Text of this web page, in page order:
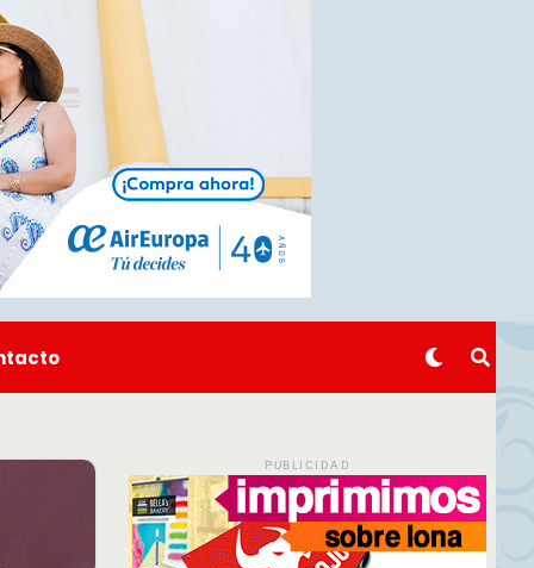
PUBLICIDAD